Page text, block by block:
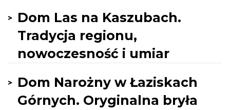
Dom Las na Kaszubach.
Tradycja regionu,
nowoczesność i umiar
Dom Narożny w Łaziskach
Górnych. Oryginalna bryła